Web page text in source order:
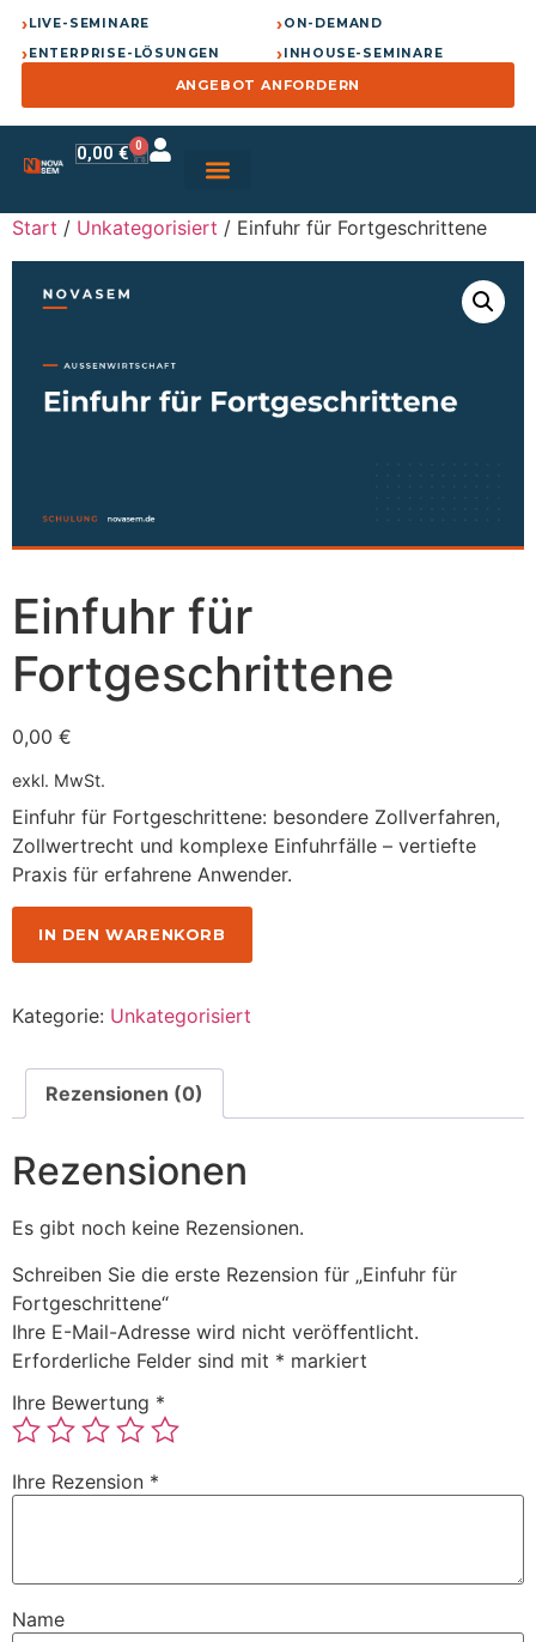
›LIVE-SEMINARE ›ON-DEMAND
›ENTERPRISE-LÖSUNGEN ›INHOUSE-SEMINARE
ANGEBOT ANFORDERN
0,00 € 0
Start / Unkategorisiert / Einfuhr für Fortgeschrittene
Einfuhr für
Fortgeschrittene
0,00 €
exkl. MwSt.
Einfuhr für Fortgeschrittene: besondere Zollverfahren,
Zollwertrecht und komplexe Einfuhrfälle – vertiefte
Praxis für erfahrene Anwender.
IN DEN WARENKORB
Kategorie: Unkategorisiert
Rezensionen (0)
Rezensionen
Es gibt noch keine Rezensionen.
Schreiben Sie die erste Rezension für „Einfuhr für
Fortgeschrittene“
Ihre E-Mail-Adresse wird nicht veröffentlicht.
Erforderliche Felder sind mit * markiert
Ihre Bewertung *
Ihre Rezension *
Name